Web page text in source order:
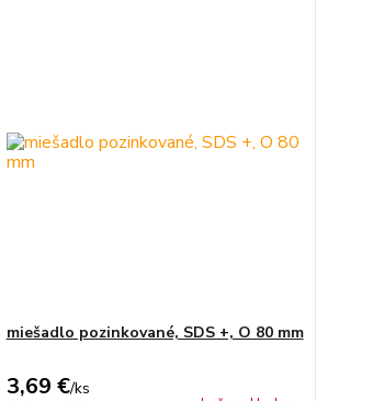
miešadlo pozinkované, SDS +, O 80 mm
3,69 €/ks